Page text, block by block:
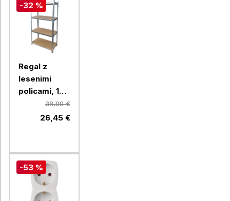
-32 %
Regal z
lesenimi
policami, 180
x 90 x 40 cm
38,90 €
26,45 €
-53 %